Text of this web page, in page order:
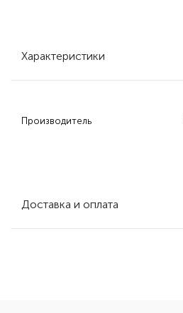
Характеристики
Производитель
Доставка и оплата